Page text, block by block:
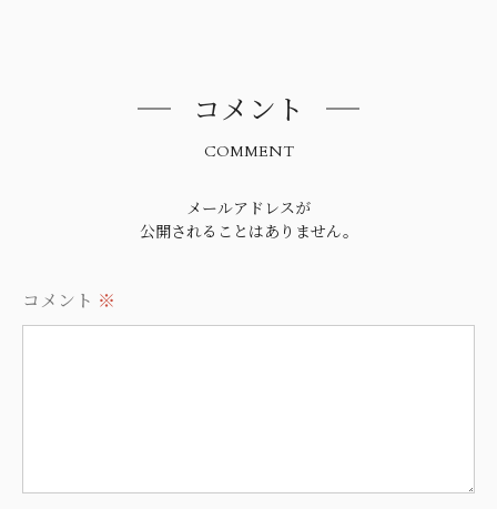
コメント
COMMENT
メールアドレスが
公開されることはありません。
コメント ※